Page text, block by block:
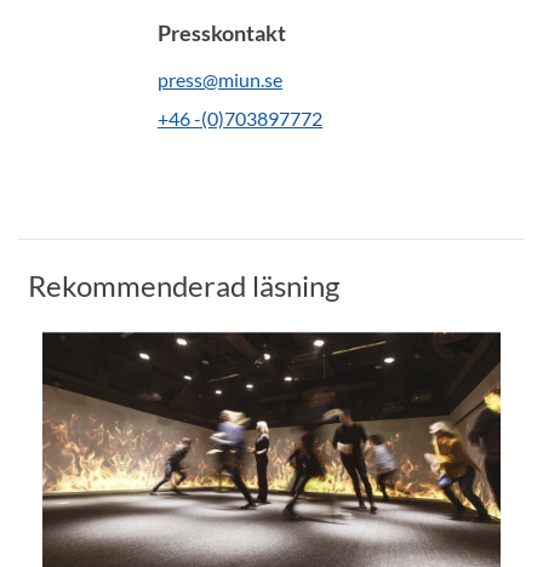
Presskontakt
press@miun.se
+46 -(0)703897772
Rekommenderad läsning